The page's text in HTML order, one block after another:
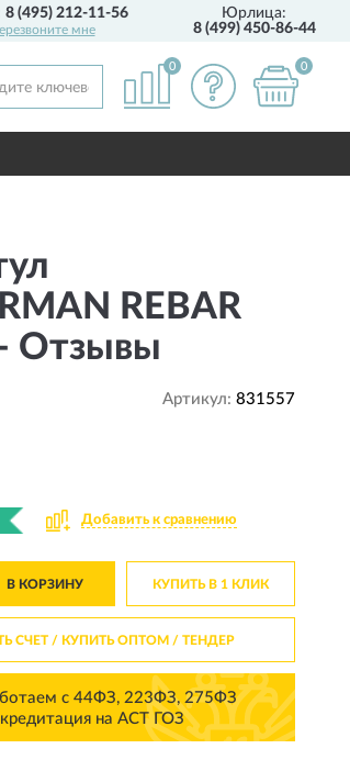
1 ГОДГАРАНТИИ ПРОИЗВОДИТЕЛЯ
8 (495) 212-11-56
мне
Юрлица:
8 (499) 450-86-44
0 0
REBAR
Отзывы
Артикул: 831557
Добавить к сравнению
В КОРЗИНУ КУПИТЬ В 1 КЛИК
СЧЕТ / КУПИТЬ ОПТОМ/ ТЕНДЕР
с 44ФЗ, 223ФЗ, 275ФЗ
на АСТ ГОЗ